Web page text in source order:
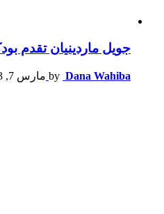
جويل ماردينيان تقدم
by Dana Wahiba مارس 7, 2023, 6:37 م